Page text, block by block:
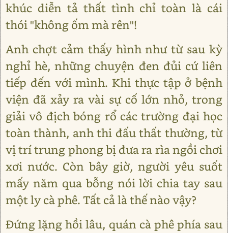
khúc diễn tả thất tình chỉ toàn là cái
thói "không ốm mà rên"!
Anh chợt cảm thấy hình như từ sau kỳ
nghỉ hè, những chuyện đen đủi cứ liên
tiếp đến với mình. Khi thực tập ở bệnh
viện đã xảy ra vài sự cố lớn nhỏ, trong
giải vô địch bóng rổ các trường đại học
toàn thành, anh thi đấu thất thường, từ
vị trí trung phong bị đưa ra rìa ngồi chơi
xơi nước. Còn bây giờ, người yêu suốt
mấy năm qua bỗng nói lời chia tay sau
một ly cà phê. Tất cả là thế nào vậy?
Đứng lặng hồi lâu, quán cà phê phía sau